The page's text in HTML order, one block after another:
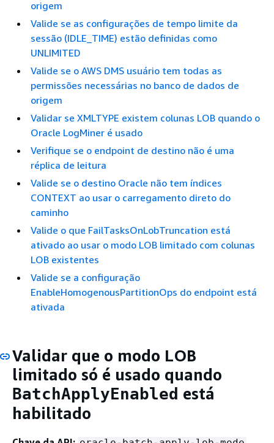
origem
Valide se as configurações de tempo limite da
sessão (IDLE_TIME) estão definidas como
UNLIMITED
Valide se o AWS DMS usuário tem todas as
permissões necessárias no banco de dados de
origem
Validar se XMLTYPE existem colunas LOB quando o
Oracle LogMiner é usado
Verifique se o endpoint de destino não é uma
réplica de leitura
Valide se o destino Oracle não tem índices
CONTEXT ao usar o carregamento direto do
caminho
Valide o que FailTasksOnLobTruncation está
ativado ao usar o modo LOB limitado com colunas
LOB existentes
Valide se a configuração
EnableHomogenousPartitionOps do endpoint está
ativada
Validar que o modo LOB
limitado só é usado quando
BatchApplyEnabled está
habilitado